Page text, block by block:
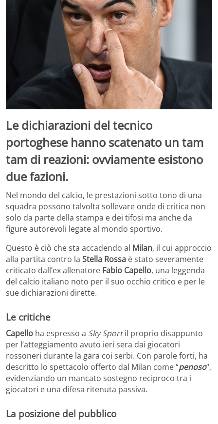
Le dichiarazioni del tecnico
portoghese hanno scatenato un tam
tam di reazioni: ovviamente esistono
due fazioni.
Nel mondo del calcio, le prestazioni sotto tono di una
squadra possono talvolta sollevare onde di critica non
solo da parte della stampa e dei tifosi ma anche da
figure autorevoli legate al mondo sportivo.
Questo è ciò che sta accadendo al Milan, il cui approccio
alla partita contro la Stella Rossa è stato severamente
criticato dall’ex allenatore Fabio Capello, una leggenda
del calcio italiano noto per il suo occhio critico e per le
sue dichiarazioni dirette.
Le critiche
Capello ha espresso a Sky Sportil proprio disappunto
per l’atteggiamento avuto ieri sera dai giocatori
rossoneri durante la gara coi serbi. Con parole forti, ha
descritto lo spettacolo offerto dal Milan come “penoso“,
evidenziando un mancato sostegno reciproco tra i
giocatori e una difesa ritenuta passiva.
La posizione del pubblico